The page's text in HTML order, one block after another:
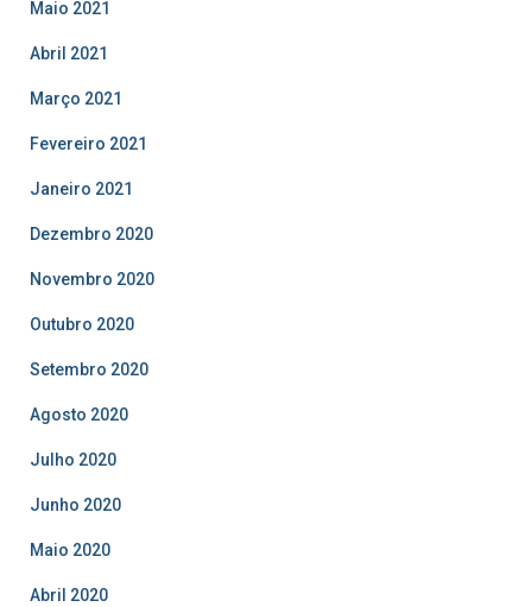
Maio 2021
Abril 2021
Março 2021
Fevereiro 2021
Janeiro 2021
Dezembro 2020
Novembro 2020
Outubro 2020
Setembro 2020
Agosto 2020
Julho 2020
Junho 2020
Maio 2020
Abril 2020